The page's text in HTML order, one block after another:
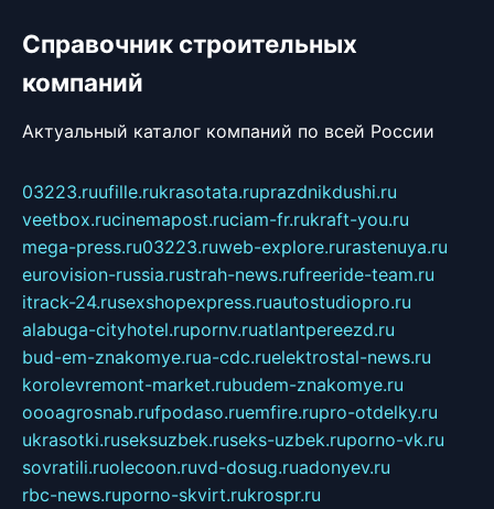
Справочник строительных
компаний
Актуальный каталог компаний по всей России
03223.ruufille.rukrasotata.ruprazdnikdushi.ru
veetbox.rucinemapost.ruciam-fr.rukraft-you.ru
mega-press.ru03223.ruweb-explore.rurastenuya.ru
eurovision-russia.rustrah-news.rufreeride-team.ru
itrack-24.rusexshopexpress.ruautostudiopro.ru
alabuga-cityhotel.rupornv.ruatlantpereezd.ru
bud-em-znakomye.rua-cdc.ruelektrostal-news.ru
korolevremont-market.rubudem-znakomye.ru
oooagrosnab.rufpodaso.ruemfire.rupro-otdelky.ru
ukrasotki.ruseksuzbek.ruseks-uzbek.ruporno-vk.ru
sovratili.ruolecoon.ruvd-dosug.ruadonyev.ru
rbc-news.ruporno-skvirt.rukrospr.ru